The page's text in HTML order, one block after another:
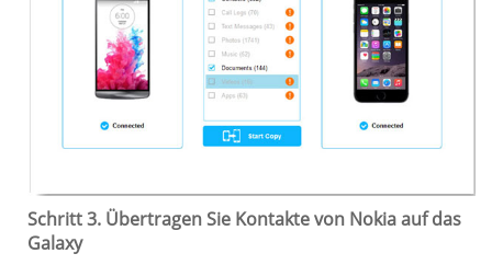
Schritt 3. Übertragen Sie Kontakte von Nokia auf das
Galaxy